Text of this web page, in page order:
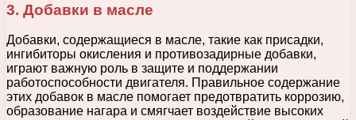
3. Добавки в масле
Добавки, содержащиеся в масле, такие как присадки,
ингибиторы окисления и противозадирные добавки,
играют важную роль в защите и поддержании
работоспособности двигателя. Правильное содержание
этих добавок в масле помогает предотвратить коррозию,
образование нагара и смягчает воздействие высоких